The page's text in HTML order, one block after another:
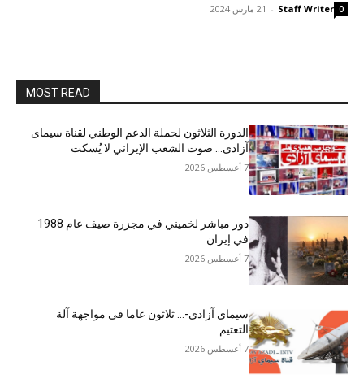
Staff Writer
- 21 مارس 2024 0
MOST READ
الدورة الثلاثون لحملة الدعم الوطني لقناة سیمای
آزادی… صوت الشعب الإيراني لا يُسكت
7 أغسطس 2026
دور مباشر لخميني في مجزرة صيف عام 1988
في إيران
7 أغسطس 2026
سيمای آزادي-… ثلاثون عاما في مواجهة آلة
التعتيم
7 أغسطس 2026